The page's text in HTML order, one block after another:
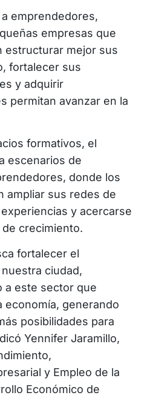
emprendedores,
empresas que
estructurar mejor sus
fortalecer sus
y adquirir
permitan avanzar en la
formativos, el
escenarios de
donde los
ampliar sus redes de
y acercarse
crecimiento.
fortalecer el
ciudad,
a este sector que
economía, generando
posibilidades para
Yennifer Jaramillo,
y Empleo de la
Económico de